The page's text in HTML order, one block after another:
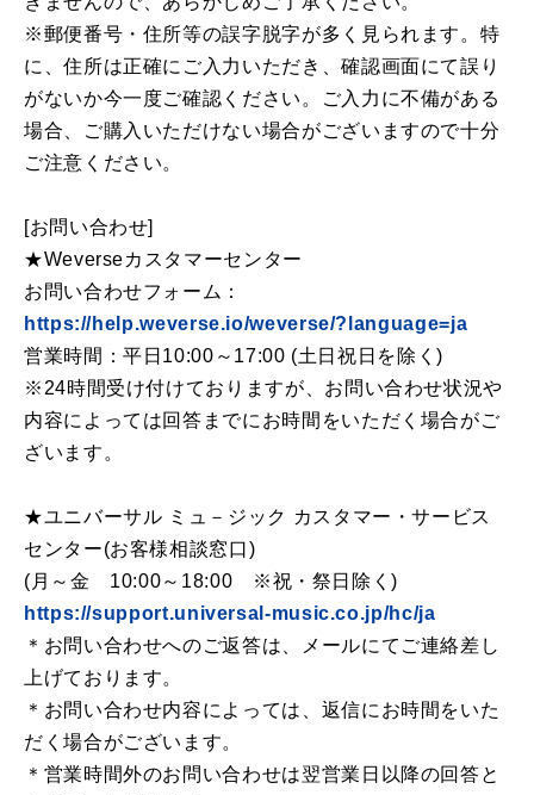
※郵便番号・住所等の誤字脱字が多く見られます。特
に、住所は正確にご入力いただき、確認画面にて誤り
がないか今一度ご確認ください。ご入力に不備がある
場合、ご購入いただけない場合がございますので十分
ご注意ください。
[お問い合わせ]
★Weverseカスタマーセンター
お問い合わせフォーム：
https://help.weverse.io/weverse/?language=ja
営業時間：平日10:00～17:00 (土日祝日を除く)
※24時間受け付けておりますが、お問い合わせ状況や
内容によっては回答までにお時間をいただく場合がご
ざいます。
★ユニバーサル ミュ－ジック カスタマー・サービス
センター(お客様相談窓口)
(月～金 10:00～18:00 ※祝・祭日除く)
https://support.universal-music.co.jp/hc/ja
＊お問い合わせへのご返答は、メールにてご連絡差し
上げております。
＊お問い合わせ内容によっては、返信にお時間をいた
だく場合がございます。
＊営業時間外のお問い合わせは翌営業日以降の回答と